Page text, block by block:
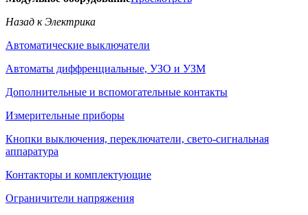
Назад к Электрика
Автоматические выключатели
Автоматы диффренциальные, УЗО и УЗМ
Дополнительные и вспомогательные контакты
Измерительные приборы
Кнопки выключения, переключатели, свето-сигнальная
аппаратура
Контакторы и комплектующие
Ограничители напряжения